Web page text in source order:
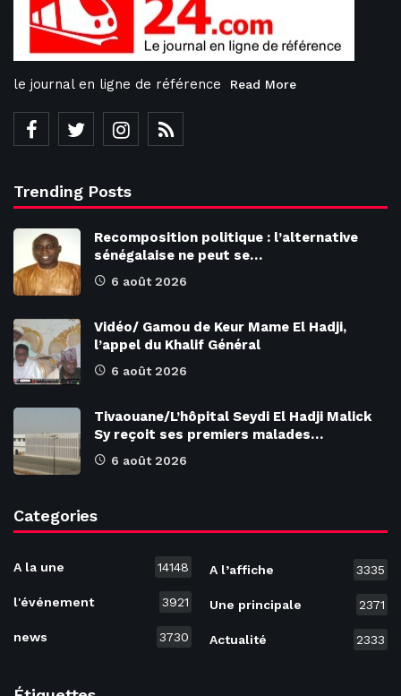
le journal en ligne de référence Read More
Trending Posts
Recomposition politique : l’alternative
sénégalaise ne peut se…
6 août 2026
Vidéo/ Gamou de Keur Mame El Hadji,
l’appel du Khalif Général
6 août 2026
Tivaouane/L’hôpital Seydi El Hadji Malick
Sy reçoit ses premiers malades…
6 août 2026
Categories
A la une 14148
l'événement 3921
news 3730
A l’affiche 3335
Une principale 2371
Actualité 2333